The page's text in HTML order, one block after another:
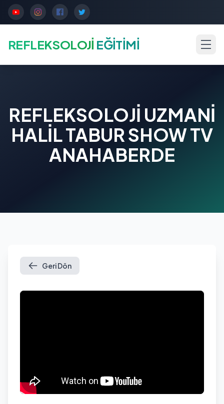
REFLEKSOLOJİ EĞİTİMİ
REFLEKSOLOJİ UZMANİ
HALİL TABUR SHOW TV
ANAHABERDE
Geri Dön